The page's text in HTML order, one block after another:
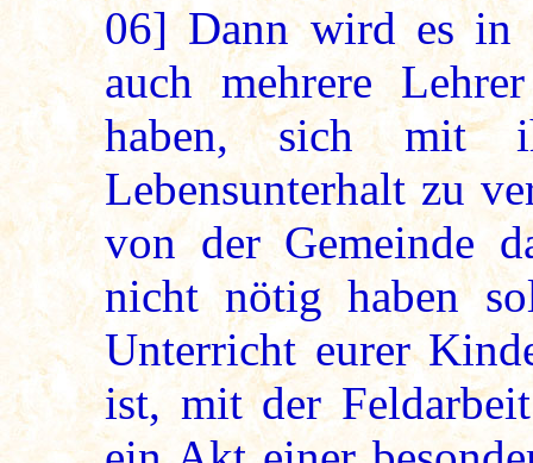
06] Dann wird es in
auch mehrere
haben, sich mit
Lebensunterhalt zu
von der Gemeinde
nicht nötig haben
Unterricht eurer
ist, mit der